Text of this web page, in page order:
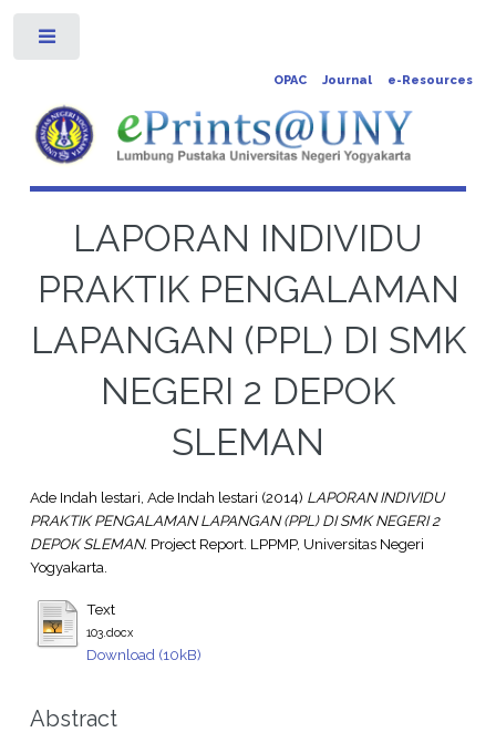
OPAC Journal e-Resources
LAPORAN INDIVIDU
PRAKTIK PENGALAMAN
LAPANGAN (PPL) DI SMK
NEGERI 2 DEPOK
SLEMAN
Ade Indah lestari, Ade Indah lestari (2014) LAPORAN INDIVIDU
PRAKTIK PENGALAMAN LAPANGAN (PPL) DI SMK NEGERI 2
DEPOK SLEMAN. Project Report. LPPMP, Universitas Negeri
Yogyakarta.
Text
103.docx
Download (10kB)
Abstract